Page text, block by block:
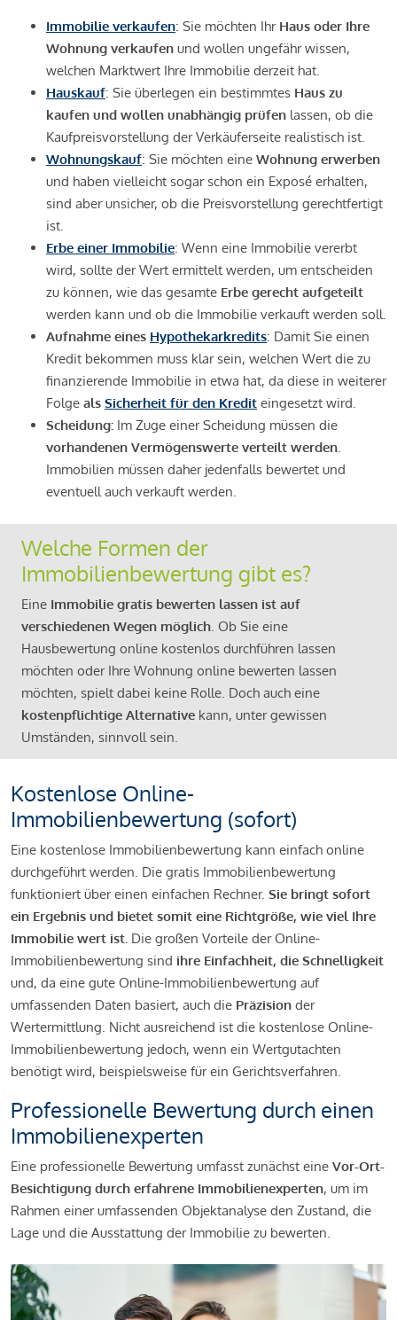
Immobilie verkaufen: Sie möchten Ihr Haus oder Ihre
Wohnung verkaufen und wollen ungefähr wissen,
welchen Marktwert Ihre Immobilie derzeit hat.
Hauskauf: Sie überlegen ein bestimmtes Haus zu
kaufen und wollen unabhängig prüfen lassen, ob die
Kaufpreisvorstellung der Verkäuferseite realistisch ist.
Wohnungskauf: Sie möchten eine Wohnung erwerben
und haben vielleicht sogar schon ein Exposé erhalten,
sind aber unsicher, ob die Preisvorstellung gerechtfertigt
ist.
Erbe einer Immobilie: Wenn eine Immobilie vererbt
wird, sollte der Wert ermittelt werden, um entscheiden
zu können, wie das gesamte Erbe gerecht aufgeteilt
werden kann und ob die Immobilie verkauft werden soll.
Aufnahme eines Hypothekarkredits: Damit Sie einen
Kredit bekommen muss klar sein, welchen Wert die zu
finanzierende Immobilie in etwa hat, da diese in weiterer
Folge als Sicherheit für den Kredit eingesetzt wird.
Scheidung: Im Zuge einer Scheidung müssen die
vorhandenen Vermögenswerte verteilt werden.
Immobilien müssen daher jedenfalls bewertet und
eventuell auch verkauft werden.
Welche Formen der
Immobilienbewertung gibt es?
Eine Immobilie gratis bewerten lassen ist auf
verschiedenen Wegen möglich. Ob Sie eine
Hausbewertung online kostenlos durchführen lassen
möchten oder Ihre Wohnung online bewerten lassen
möchten, spielt dabei keine Rolle. Doch auch eine
kostenpflichtige Alternative kann, unter gewissen
Umständen, sinnvoll sein.
Kostenlose Online-
Immobilienbewertung (sofort)
Eine kostenlose Immobilienbewertung kann einfach online
durchgeführt werden. Die gratis Immobilienbewertung
funktioniert über einen einfachen Rechner. Sie bringt sofort
ein Ergebnis und bietet somit eine Richtgröße, wie viel Ihre
Immobilie wert ist. Die großen Vorteile der Online-
Immobilienbewertung sind ihre Einfachheit, die Schnelligkeit
und, da eine gute Online-Immobilienbewertung auf
umfassenden Daten basiert, auch die Präzision der
Wertermittlung. Nicht ausreichend ist die kostenlose Online-
Immobilienbewertung jedoch, wenn ein Wertgutachten
benötigt wird, beispielsweise für ein Gerichtsverfahren.
Professionelle Bewertung durch einen
Immobilienexperten
Eine professionelle Bewertung umfasst zunächst eine Vor-Ort-
Besichtigung durch erfahrene Immobilienexperten, um im
Rahmen einer umfassenden Objektanalyse den Zustand, die
Lage und die Ausstattung der Immobilie zu bewerten.